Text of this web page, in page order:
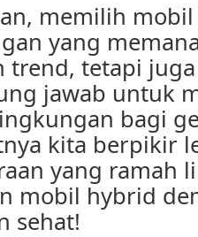
memilih
yang
trend, tetapi
jawab untuk
bagi
kita berpikir
yang ramah
mobil hybrid
sehat!